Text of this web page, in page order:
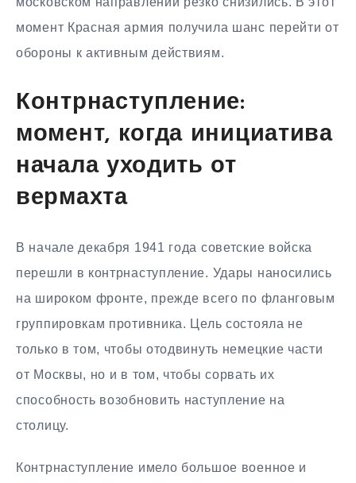
момент Красная армия получила шанс перейти от
обороны к активным действиям.
Контрнаступление:
момент, когда инициатива
начала уходить от
вермахта
В начале декабря 1941 года советские войска
перешли в контрнаступление. Удары наносились
на широком фронте, прежде всего по фланговым
группировкам противника. Цель состояла не
только в том, чтобы отодвинуть немецкие части
от Москвы, но и в том, чтобы сорвать их
способность возобновить наступление на
столицу.
Контрнаступление имело большое военное и